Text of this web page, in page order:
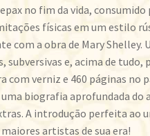
no fim da vida, consumido
físicas em um estilo
com a obra de Mary Shelley.
subversivas e, acima de tudo,
com verniz e 460 páginas no
biografia aprofundada do
A introdução perfeita ao
artistas de sua era!